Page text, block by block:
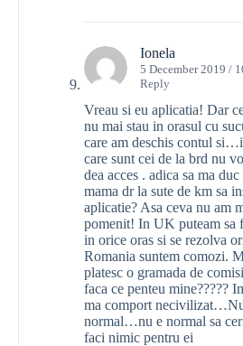
Ionela
5 December 2019 /
Reply
Vreau si eu aplicatia! Dar
nu mai stau in orasul cu
care am deschis contul
care sunt cei de la brd nu
dea acces . adica sa ma duc
mama dr la sute de km sa
aplicatie? Asa ceva nu am
pomenit! In UK puteam sa
in orice oras si se rezolva
Romania suntem comozi.
platesc o gramada de
faca ce penteu mine?????
ma comport
normal…nu e normal sa
faci nimic pentru ei